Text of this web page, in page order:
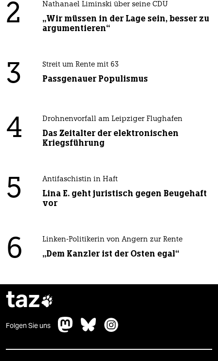
2 Nathanael Liminski über seine CDU
„Wir müssen in der Lage sein, besser zu
argumentieren“
3 Streit um Rente mit 63
Passgenauer Populismus
4 Drohnenvorfall am Leipziger Flughafen
Das Zeitalter der elektronischen
Kriegsführung
5 Antifaschistin in Haft
Lina E. geht juristisch gegen Beugehaft
vor
6 Linken-Politikerin von Angern zur Rente
„Dem Kanzler ist der Osten egal“
taz
Folgen Sie uns